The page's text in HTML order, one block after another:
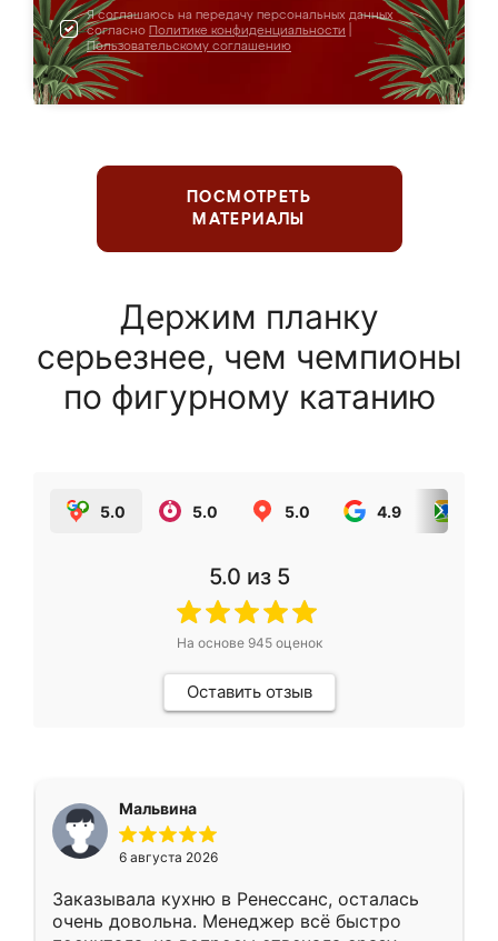
Я соглашаюсь на передачу персональных данных
согласно Политике конфиденциальности
Пользовательскому соглашению
ПОСМОТРЕТЬ
МАТЕРИАЛЫ
Держим планку
серьезнее, чем чемпионы
по фигурному катанию
5.0 5.0 5.0 4.9
5.0 из 5
На основе 945оценок
Оставить отзыв
Мальвина
6 августа 2026
Заказывала кухню в Ренессанс, осталась
очень довольна. Менеджер всё быстро